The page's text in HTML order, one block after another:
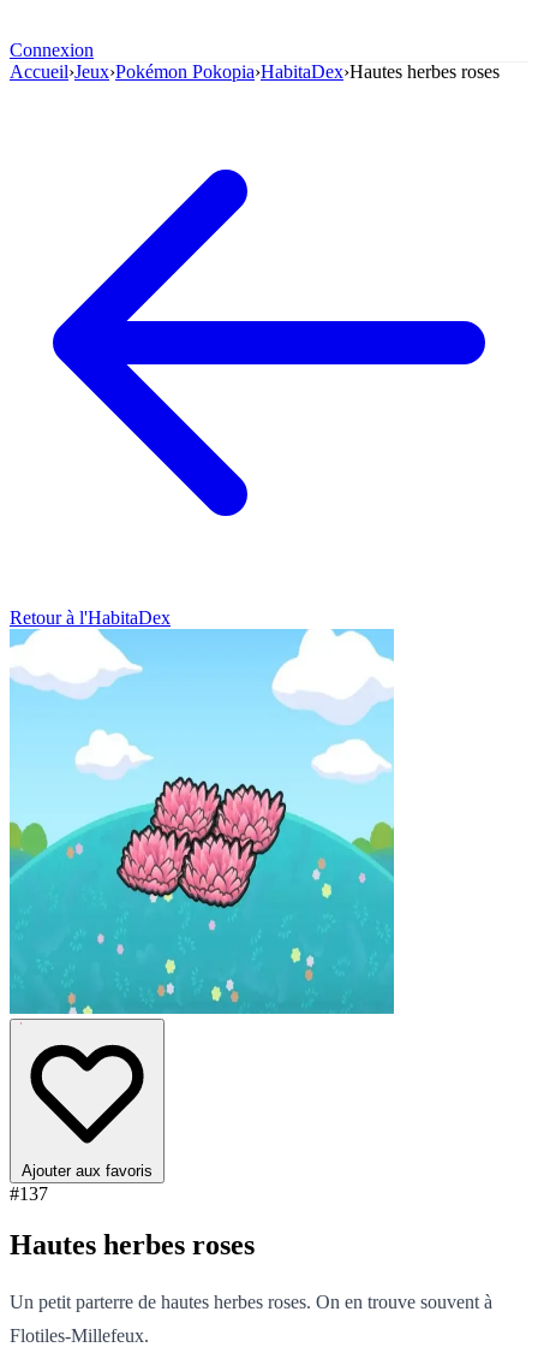
Connexion
Accueil›Jeux›Pokémon Pokopia›HabitaDex›Hautes herbes roses
Retour à l'HabitaDex
Ajouter aux favoris
#137
Hautes herbes roses
Un petit parterre de hautes herbes roses. On en trouve souvent à
Flotiles-Millefeux.